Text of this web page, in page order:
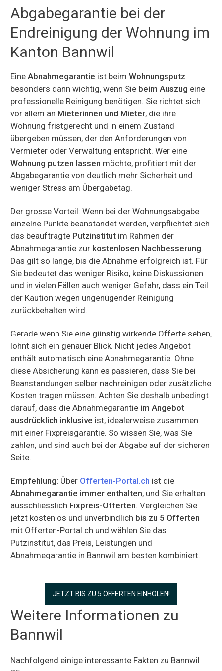
Abgabegarantie bei der
Endreinigung der Wohnung im
Kanton Bannwil
Eine Abnahmegarantie ist beim Wohnungsputz
besonders dann wichtig, wenn Sie beim Auszug eine
professionelle Reinigung benötigen. Sie richtet sich
vor allem an Mieterinnen und Mieter, die ihre
Wohnung fristgerecht und in einem Zustand
übergeben müssen, der den Anforderungen von
Vermieter oder Verwaltung entspricht. Wer eine
Wohnung putzen lassen möchte, profitiert mit der
Abgabegarantie von deutlich mehr Sicherheit und
weniger Stress am Übergabetag.
Der grosse Vorteil: Wenn bei der Wohnungsabgabe
einzelne Punkte beanstandet werden, verpflichtet sich
das beauftragte Putzinstitut im Rahmen der
Abnahmegarantie zur kostenlosen Nachbesserung.
Das gilt so lange, bis die Abnahme erfolgreich ist. Für
Sie bedeutet das weniger Risiko, keine Diskussionen
und in vielen Fällen auch weniger Gefahr, dass ein Teil
der Kaution wegen ungenügender Reinigung
zurückbehalten wird.
Gerade wenn Sie eine günstig wirkende Offerte sehen,
lohnt sich ein genauer Blick. Nicht jedes Angebot
enthält automatisch eine Abnahmegarantie. Ohne
diese Absicherung kann es passieren, dass Sie bei
Beanstandungen selber nachreinigen oder zusätzliche
Kosten tragen müssen. Achten Sie deshalb unbedingt
darauf, dass die Abnahmegarantie im Angebot
ausdrücklich inklusive ist, idealerweise zusammen
mit einer Fixpreisgarantie. So wissen Sie, was Sie
zahlen, und sind auch bei der Abgabe auf der sicheren
Seite.
Empfehlung: Über Offerten-Portal.ch ist die
Abnahmegarantie immer enthalten, und Sie erhalten
ausschliesslich Fixpreis-Offerten. Vergleichen Sie
jetzt kostenlos und unverbindlich bis zu 5 Offerten
mit Offerten-Portal.ch und wählen Sie das
Putzinstitut, das Preis, Leistungen und
Abnahmegarantie in Bannwil am besten kombiniert.
JETZT BIS ZU 5 OFFERTEN EINHOLEN!
Weitere Informationen zu
Bannwil
Nachfolgend einige interessante Fakten zu Bannwil